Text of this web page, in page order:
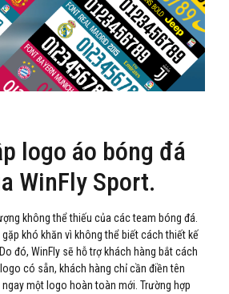
logo áo bóng đá
WinFly Sport.
không thể thiếu của các team bóng đá.
khó khăn vì không thể biết cách thiết kế
đó, WinFly sẽ hỗ trợ khách hàng bắt cách
có sẵn, khách hàng chỉ cần điền tên
một logo hoàn toàn mới. Trường hợp